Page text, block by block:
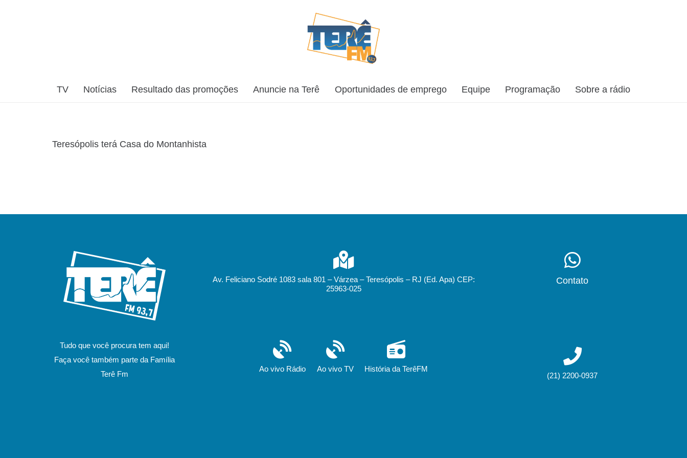
TV Notícias Resultado das promoções Anuncie na Terê Oportunidades de emprego Equipe Programação Sobre a rádio
Teresópolis terá Casa do Montanhista
Tudo que você procura tem aqui!
Faça você também parte da Família
Terê Fm
Av. Feliciano Sodré 1083 sala 801 – Várzea – Teresópolis – RJ (Ed. Apa) CEP:
25963-025
Ao vivo Rádio Ao vivo TV História da TerêFM
Contato
(21) 2200-0937